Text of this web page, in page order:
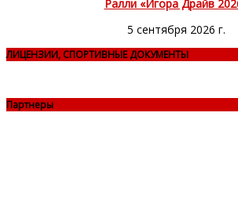
Ралли «Игора Драйв
5 сентября 2026 г.
ЛИЦЕНЗИИ, СПОРТИВНЫЕ ДОКУМЕНТЫ
Партнеры